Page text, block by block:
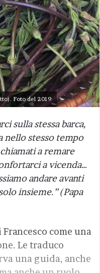
Foto del 2019
sulla stessa barca,
stesso tempo
a remare
a vicenda…
andare avanti
insieme.” (Papa
come una
Le traduco
una guida, anche